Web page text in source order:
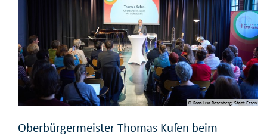
© Rosa Lisa Rosenberg, Stadt Essen
Oberbürgermeister Thomas Kufen beim